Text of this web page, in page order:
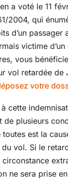
a voté le 11
2004, qui
d’un passager
victime
vous
vol retardée de
votre
cette
de plusieurs
est la
du vol. Si le
ne sera prise